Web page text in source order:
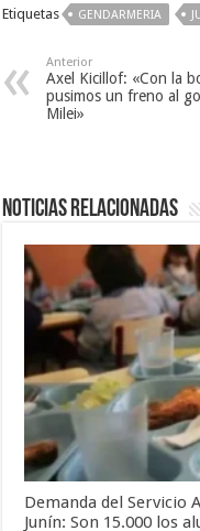
Etiquetas GENDARMERIA
Anterior
Axel Kicillof: «Con la
pusimos un freno al
Milei»
Noticias relacionadas
Demanda del Servicio
Junín: Son 15.000 los